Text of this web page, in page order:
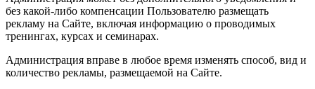
без какой-либо компенсации Пользователю размещать
рекламу на Сайте, включая информацию о проводимых
тренингах, курсах и семинарах.
Администрация вправе в любое время изменять способ, вид и
количество рекламы, размещаемой на Сайте.